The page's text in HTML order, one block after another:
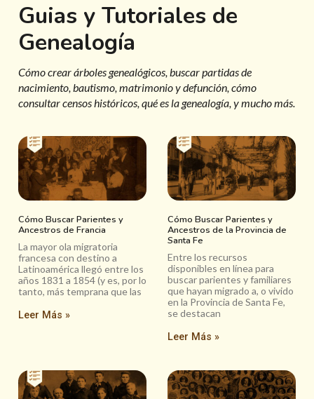
Guias y Tutoriales de
Genealogía
Cómo crear árboles genealógicos, buscar partidas de
nacimiento, bautismo, matrimonio y defunción, cómo
consultar censos históricos, qué es la genealogía, y mucho más.
Cómo Buscar Parientes y
Ancestros de Francia
La mayor ola migratoria
francesa con destino a
Latinoamérica llegó entre los
años 1831 a 1854 (y es, por lo
tanto, más temprana que las
Leer Más »
Cómo Buscar Parientes y
Ancestros de la Provincia de
Santa Fe
Entre los recursos
disponibles en línea para
buscar parientes y familiares
que hayan migrado a, o vivido
en la Provincia de Santa Fe,
se destacan
Leer Más »